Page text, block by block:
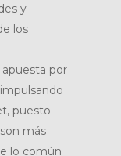
y
los
apuesta por
puesto
más
lo común